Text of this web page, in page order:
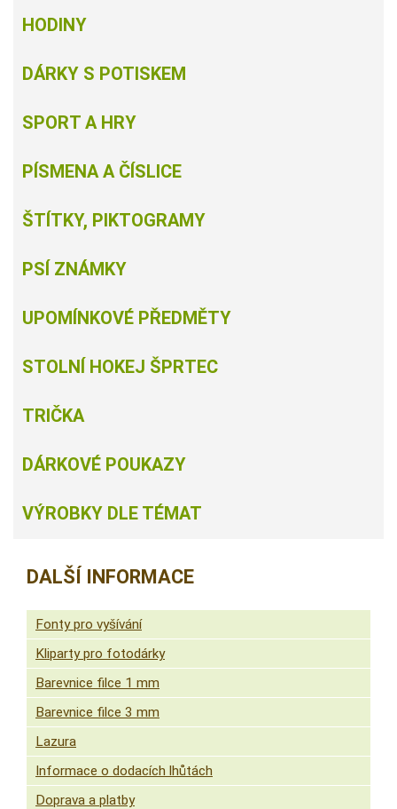
HODINY
DÁRKY S POTISKEM
SPORT A HRY
PÍSMENA A ČÍSLICE
ŠTÍTKY, PIKTOGRAMY
PSÍ ZNÁMKY
UPOMÍNKOVÉ PŘEDMĚTY
STOLNÍ HOKEJ ŠPRTEC
TRIČKA
DÁRKOVÉ POUKAZY
VÝROBKY DLE TÉMAT
DALŠÍ INFORMACE
Fonty pro vyšívání
Kliparty pro fotodárky
Barevnice filce 1 mm
Barevnice filce 3 mm
Lazura
Informace o dodacích lhůtách
Doprava a platby